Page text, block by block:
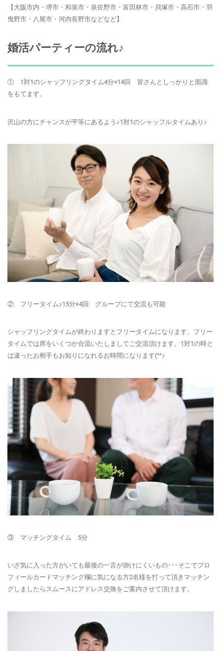
【大阪市内・堺市・和泉市・泉佐野市・富田林市・貝塚市・高石市・羽
曳野市・八尾市・河内長野市などなど】
婚活パーティーの流れ♪
① 1対1のシャッフリングタイム4分×14回 皆さんとしっかりと面識
をもてます。
沢山の方にチャンスが平等にあるよう♪1対1のシャッフルタイムあり♪
② フリータイム♪15分×4回 グループにて交流も可能
シャッフリングタイムが終わりますとフリータイムになります、フリー
タイムでは席をいくつか合流いたしましてご交流頂けます。1対1の時と
は違ったお相手もお知りになれるお時間になります(^^♪
③ マッチングタイム 5分
いざ気に入った方がいても最後の一言が掛けにくいもの･･･そこでプロ
フィールカードマッチング欄に気になる方2名様を打って頂きマッチン
グしましたらスムースにアドレス交換をご案内させて頂けます。